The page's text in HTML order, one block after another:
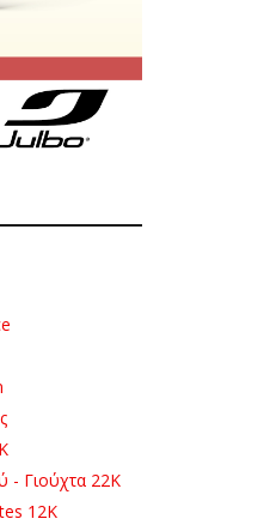
- Γιούχτα 22Κ
12K